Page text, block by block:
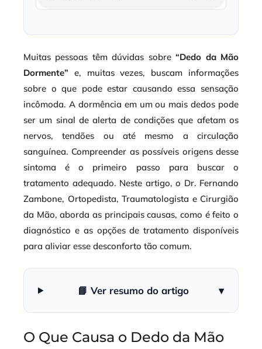
Muitas pessoas têm dúvidas sobre“Dedo da Mão
Dormente” e, muitas vezes, buscam informações
sobre o que pode estar causando essa sensação
incômoda. A dormência em um ou mais dedos pode
ser um sinal de alerta de condições que afetam os
nervos, tendões ou até mesmo a circulação
sanguínea. Compreender as possíveis origens desse
sintoma é o primeiro passo para buscar o
tratamento adequado. Neste artigo, o Dr. Fernando
Zambone, Ortopedista, Traumatologista e Cirurgião
da Mão, aborda as principais causas, como é feito o
diagnóstico e as opções de tratamento disponíveis
para aliviar esse desconforto tão comum.
📘 Ver resumo do artigo ▾
O Que Causa o Dedo da Mão